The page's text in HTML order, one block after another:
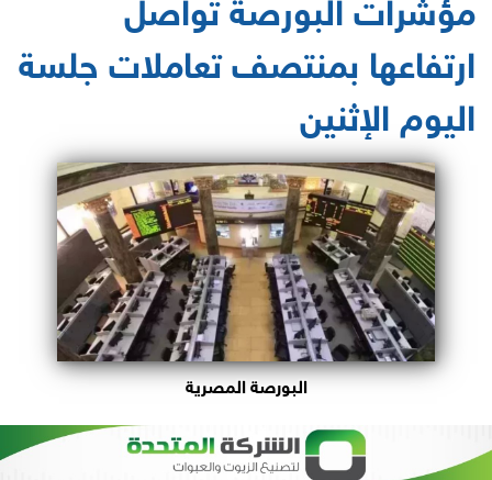
ارتفاعها بمنتصف تعاملات جلسة
اليوم الإثنين
البورصة المصرية